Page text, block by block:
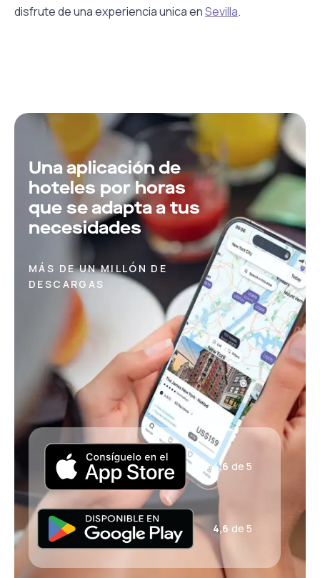
disfrute de una experiencia unica enSevilla.
Una aplicación de
hoteles por horas
que se adapta a tus
necesidades
MÁS DE UN MILLÓN DE
DESCARGAS
4,6 de 5
4,6 de 5